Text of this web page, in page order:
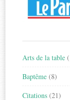
Arts de la table
Baptême (8)
Citations (21)